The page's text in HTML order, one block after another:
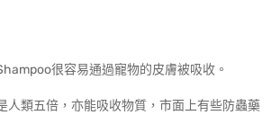
很容易通過寵物的皮膚被吸收。
人類五倍，亦能吸收物質，市面上有些防蟲藥